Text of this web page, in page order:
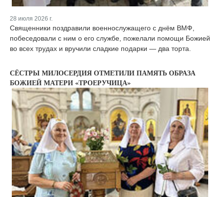
28 июля 2026 г.
Священники поздравили военнослужащего с днём ВМФ,
побеседовали с ним о его службе, пожелали помощи Божией
во всех трудах и вручили сладкие подарки — два торта.
СЁСТРЫ МИЛОСЕРДИЯ ОТМЕТИЛИ ПАМЯТЬ ОБРАЗА
БОЖИЕЙ МАТЕРИ «ТРОЕРУЧИЦА»